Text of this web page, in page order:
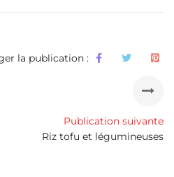
la publication :
Publication suivante
Riz tofu et légumineuses